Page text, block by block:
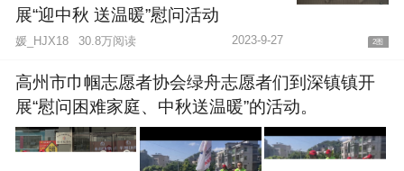
展“迎中秋 送温暖”慰问活动
2图
媛_HJX18 30.8万阅读 2023-9-27
高州市巾帼志愿者协会绿舟志愿者们到深镇镇开
展“慰问困难家庭、中秋送温暖”的活动。